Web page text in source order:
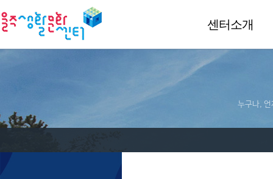
센터소개
누구나, 언